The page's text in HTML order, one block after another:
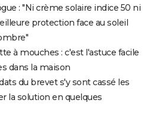
: "Ni crème solaire indice 50 ni
protection face au soleil
à mouches : c'est l'astuce facile
dans la maison
du brevet s'y sont cassé les
la solution en quelques